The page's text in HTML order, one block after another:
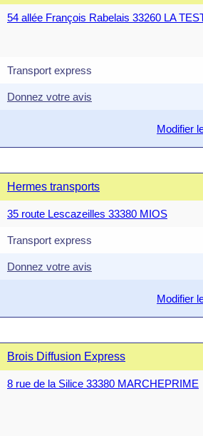
54 allée François Rabelais 33260 LA
Transport express
Donnez votre avis
Modifier
Hermes transports
35 route Lescazeilles 33380 MIOS
Transport express
Donnez votre avis
Modifier
Brois Diffusion Express
8 rue de la Silice 33380 MARCHEPRIME